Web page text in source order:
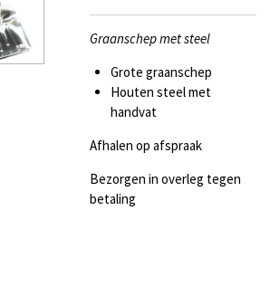
Graanschep met steel
Grote graanschep
Houten steel met
handvat
Afhalen op afspraak
Bezorgen in overleg tegen
betaling